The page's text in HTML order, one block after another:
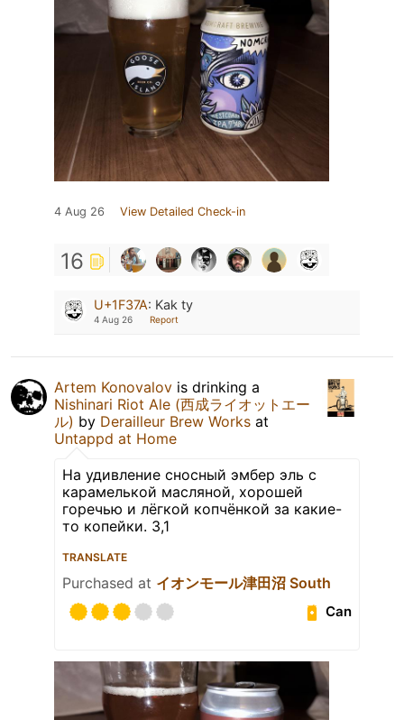
4 Aug 26 View Detailed Check-in
16
U+1F37A: Kak ty
4 Aug 26 Report
Artem Konovalov is drinking a
Nishinari Riot Ale (西成ライオットエー
ル) by Derailleur Brew Works at
Untappd at Home
На удивление сносный эмбер эль с
карамелькой масляной, хорошей
горечью и лёгкой копчёнкой за какие-
то копейки. 3,1
TRANSLATE
Purchased at イオンモール津田沼 South
Can